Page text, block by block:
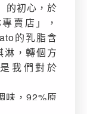
的初心，於
賣店」，
的乳脂含
，轉個方
我們對於
味，92%原